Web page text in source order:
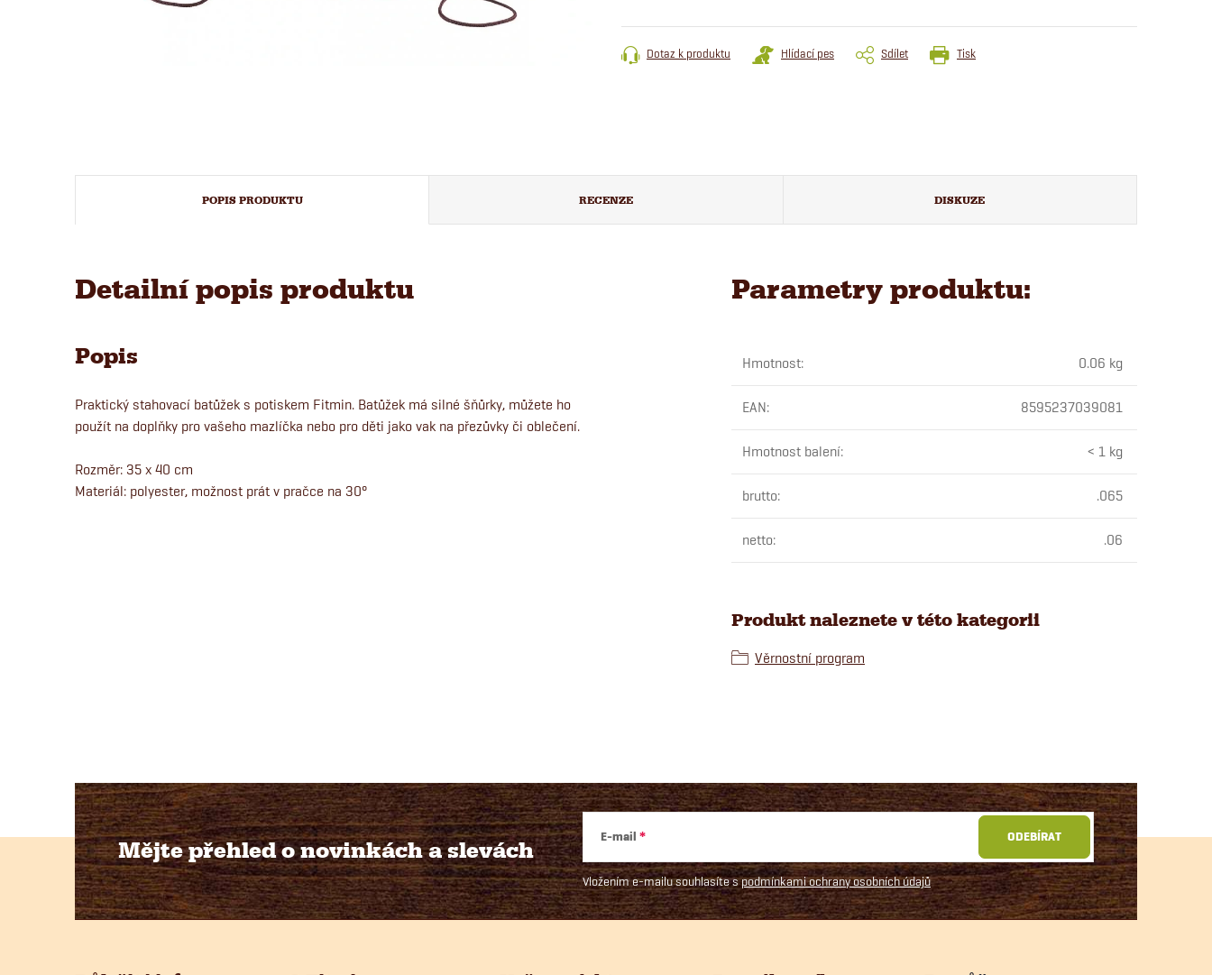
cena:
Tisk
Dotaz k produktu Hlídací pes Sdílet
POPIS PRODUKTU RECENZE DISKUZE
Detailní popis produktu
Popis
Praktický stahovací batůžek s potiskem Fitmin. Batůžek má silné šňůrky, můžete ho
použít na doplňky pro vašeho mazlíčka nebo pro děti jako vak na přezůvky či oblečení.
Rozměr: 35 x 40 cm
Materiál: polyester, možnost prát v pračce na 30°
Parametry produktu:
Hmotnost: 0.06 kg
EAN: 8595237039081
Hmotnost balení: < 1 kg
brutto: .065
netto: .06
Produkt naleznete v této kategorii
Věrnostní program
Mějte přehled o novinkácha slevách
E-mail
Vložením e-mailu souhlasíte spodmínkami ochrany osobních údajů
ODEBÍRAT